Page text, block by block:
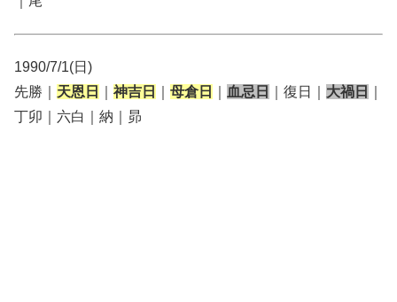
1990/7/1(日)
先勝｜ 天恩日 神吉日 母倉日 血忌日 ｜復日｜ 大禍日
丁卯｜六白｜納｜昴